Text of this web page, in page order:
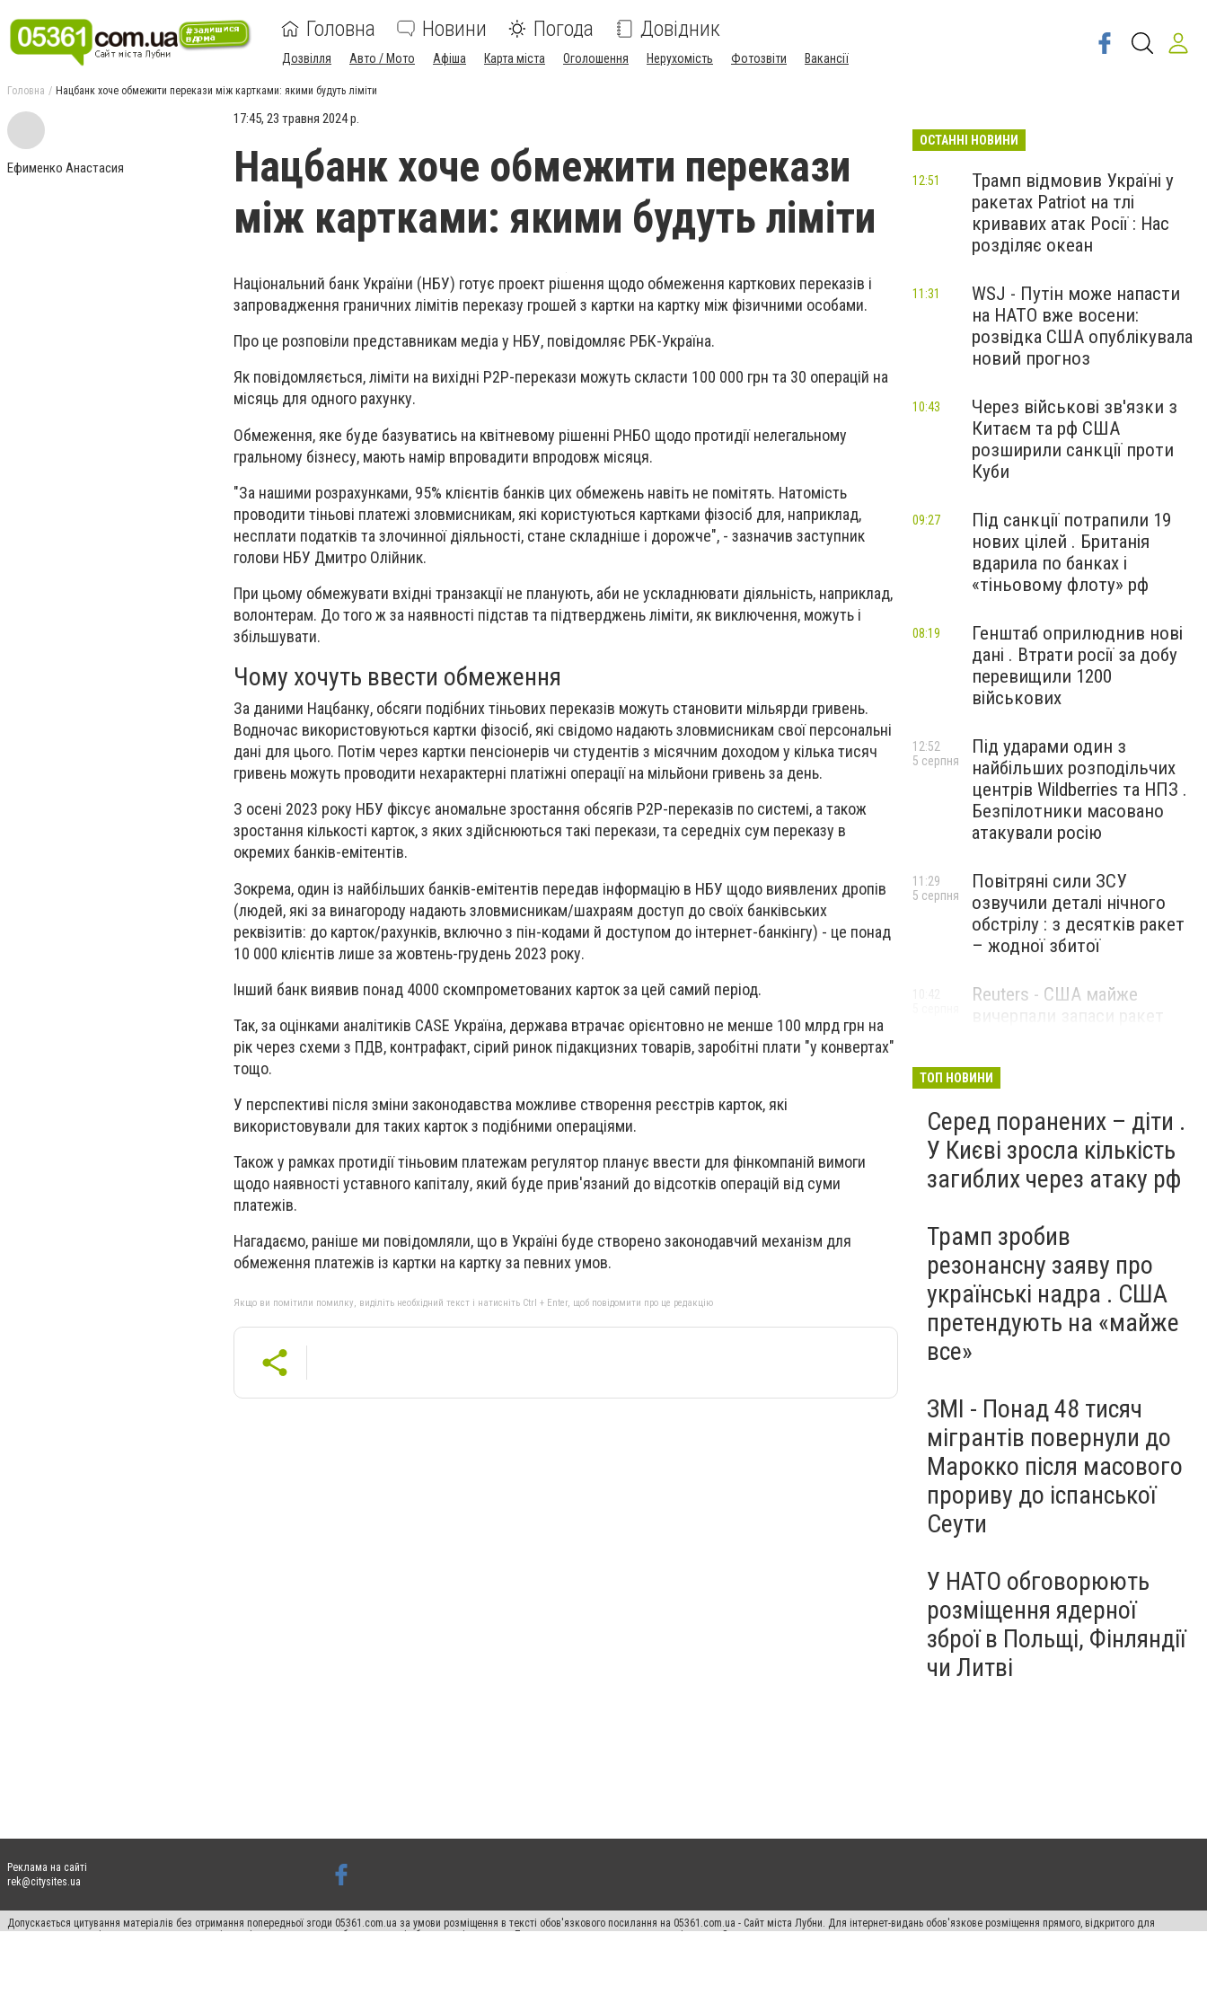
Головна Новини Погода Довідник
Дозвілля Авто / Мото Афіша Карта міста Оголошення Нерухомість Фотозвіти Вакансії
Головна Нацбанк хоче обмежити перекази між картками: якими будуть ліміти
Ефименко Анастасия
17:45, 23 травня 2024 р.
Нацбанк хоче обмежити перекази
між картками: якими будуть ліміти
Національний банк України (НБУ) готує проект рішення щодо обмеження карткових переказів і
запровадження граничних лімітів переказу грошей з картки на картку між фізичними особами.
Про це розповіли представникам медіа у НБУ, повідомляє РБК-Україна.
Як повідомляється, ліміти на вихідні P2P-перекази можуть скласти 100 000 грн та 30 операцій на
місяць для одного рахунку.
Обмеження, яке буде базуватись на квітневому рішенні РНБО щодо протидії нелегальному
гральному бізнесу, мають намір впровадити впродовж місяця.
"За нашими розрахунками, 95% клієнтів банків цих обмежень навіть не помітять. Натомість
проводити тіньові платежі зловмисникам, які користуються картками фізосіб для, наприклад,
несплати податків та злочинної діяльності, стане складніше і дорожче", - зазначив заступник
голови НБУ Дмитро Олійник.
При цьому обмежувати вхідні транзакції не планують, аби не ускладнювати діяльність, наприклад,
волонтерам. До того ж за наявності підстав та підтверджень ліміти, як виключення, можуть і
збільшувати.
Чому хочуть ввести обмеження
За даними Нацбанку, обсяги подібних тіньових переказів можуть становити мільярди гривень.
Водночас використовуються картки фізосіб, які свідомо надають зловмисникам свої персональні
дані для цього. Потім через картки пенсіонерів чи студентів з місячним доходом у кілька тисяч
гривень можуть проводити нехарактерні платіжні операції на мільйони гривень за день.
З осені 2023 року НБУ фіксує аномальне зростання обсягів P2P-переказів по системі, а також
зростання кількості карток, з яких здійснюються такі перекази, та середніх сум переказу в
окремих банків-емітентів.
Зокрема, один із найбільших банків-емітентів передав інформацію в НБУ щодо виявлених дропів
(людей, які за винагороду надають зловмисникам/шахраям доступ до своїх банківських
реквізитів: до карток/рахунків, включно з пін-кодами й доступом до інтернет-банкінгу) - це понад
10 000 клієнтів лише за жовтень-грудень 2023 року.
Інший банк виявив понад 4000 скомпрометованих карток за цей самий період.
Так, за оцінками аналітиків CASE Україна, держава втрачає орієнтовно не менше 100 млрд грн на
рік через схеми з ПДВ, контрафакт, сірий ринок підакцизних товарів, заробітні плати "у конвертах"
тощо.
У перспективі після зміни законодавства можливе створення реєстрів карток, які
використовували для таких карток з подібними операціями.
Також у рамках протидії тіньовим платежам регулятор планує ввести для фінкомпаній вимоги
щодо наявності уставного капіталу, який буде прив'язаний до відсотків операцій від суми
платежів.
Нагадаємо, раніше ми повідомляли, що в Україні буде створено законодавчий механізм для
обмеження платежів із картки на картку за певних умов.
Якщо ви помітили помилку, виділіть необхідний текст і натисніть Ctrl + Enter, щоб повідомити про це редакцію
ОСТАННІ НОВИНИ
Трамп відмовив Україні у
ракетах Patriot на тлі
кривавих атак Росії : Нас
розділяє океан
12:51
WSJ - Путін може напасти
на НАТО вже восени:
розвідка США опублікувала
новий прогноз
11:31
Через військові зв'язки з
Китаєм та рф США
розширили санкції проти
Куби
10:43
Під санкції потрапили 19
нових цілей . Британія
вдарила по банках і
«тіньовому флоту» рф
09:27
Генштаб оприлюднив нові
дані . Втрати росії за добу
перевищили 1200
військових
08:19
Під ударами один з
найбільших розподільчих
центрів Wildberries та НПЗ .
Безпілотники масовано
атакували росію
12:52
5 серпня
Повітряні сили ЗСУ
озвучили деталі нічного
обстрілу : з десятків ракет
– жодної збитої
11:29
5 серпня
Reuters - США майже
ТОП НОВИНИ
Серед поранених – діти .
У Києві зросла кількість
загиблих через атаку рф
Трамп зробив
резонансну заяву про
українські надра . США
претендують на «майже
все»
ЗМІ - Понад 48 тисяч
мігрантів повернули до
Марокко після масового
прориву до іспанської
Сеути
У НАТО обговорюють
розміщення ядерної
зброї в Польщі, Фінляндії
чи Литві
Реклама на сайті
rek@citysites.ua
Допускається цитування матеріалів без отримання попередньої згоди 05361.com.ua за умови розміщення в тексті обов'язкового посилання на 05361.com.ua - Сайт міста Лубни. Для інтернет-видань обов'язкове розміщення прямого, відкритого для
пошукових систем гіперпосилання на цитовані статті не нижче другого абзацу в тексті або в якості джерела. Порушення виняткових прав переслідується Законом.